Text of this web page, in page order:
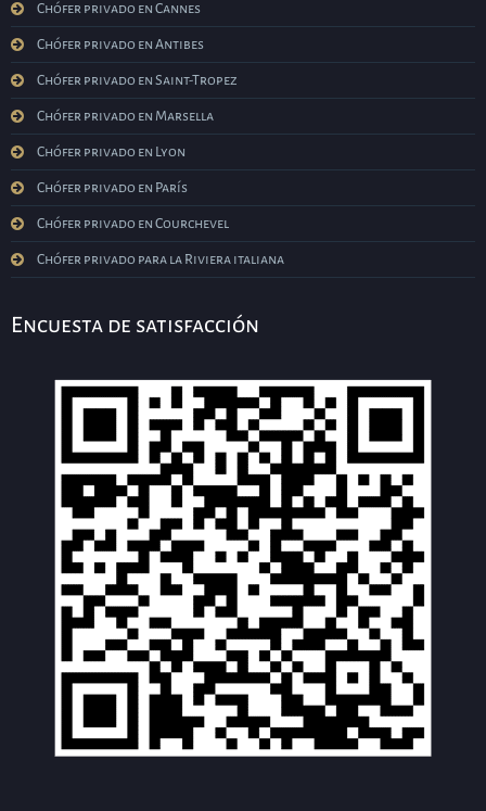
Chófer privado en Cannes
Chófer privado en Antibes
Chófer privado en Saint-Tropez
Chófer privado en Marsella
Chófer privado en Lyon
Chófer privado en París
Chófer privado en Courchevel
Chófer privado para la Riviera italiana
Encuesta de satisfacción